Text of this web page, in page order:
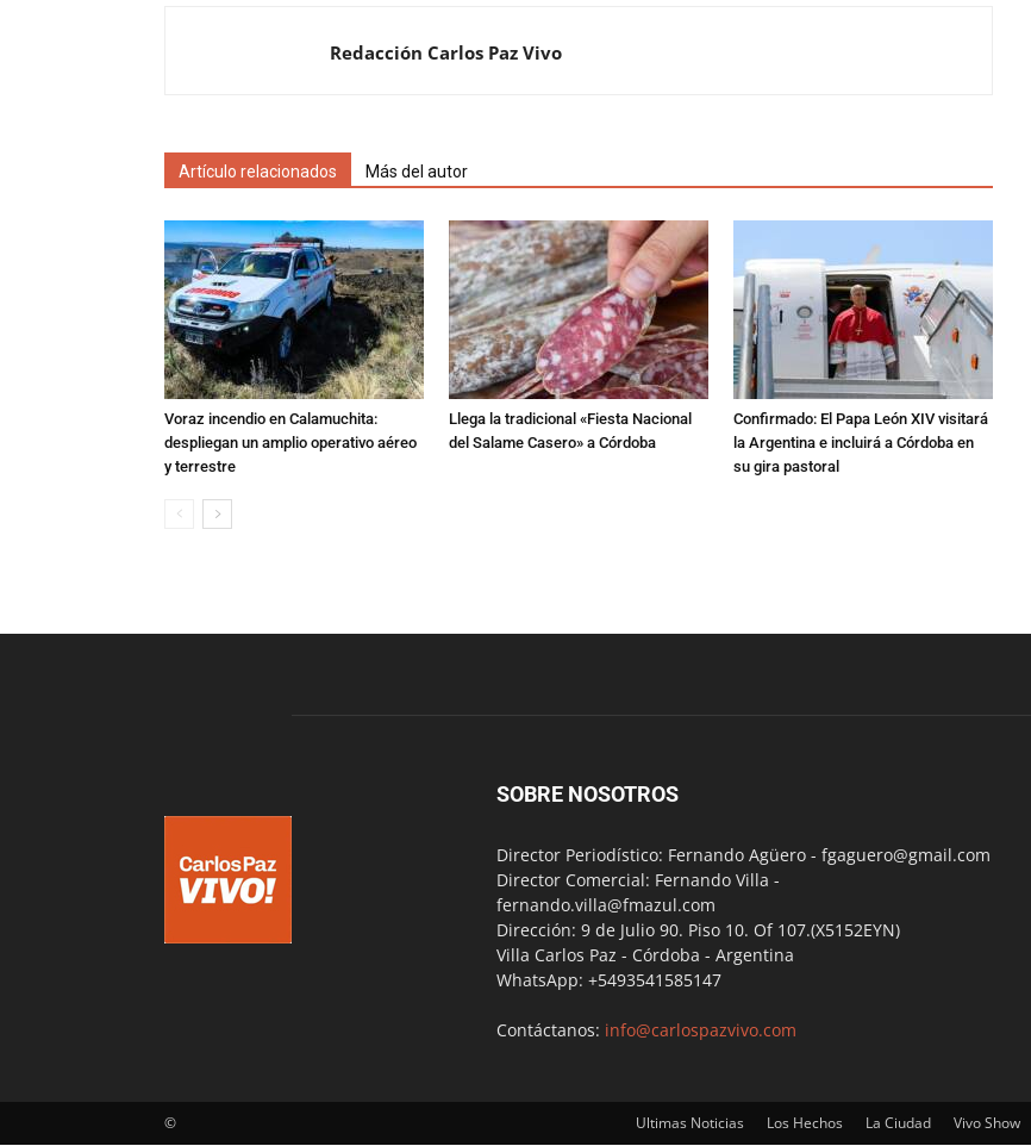
Redacción Carlos Paz Vivo
Artículo relacionados Más del autor
Voraz incendio en Calamuchita:
despliegan un amplio operativo aéreo
y terrestre
Llega la tradicional «Fiesta Nacional
del Salame Casero» a Córdoba
Confirmado: El Papa León XIV visitará
la Argentina e incluirá a Córdoba en
su gira pastoral
SOBRE NOSOTROS
Director Periodístico: Fernando Agüero - fgaguero@gmail.com
Director Comercial: Fernando Villa -
fernando.villa@fmazul.com
Dirección: 9 de Julio 90. Piso 10. Of 107.(X5152EYN)
Villa Carlos Paz - Córdoba - Argentina
WhatsApp: +5493541585147
Contáctanos: info@carlospazvivo.com
Ultimas Noticias Los Hechos La Ciudad Vivo Show
©